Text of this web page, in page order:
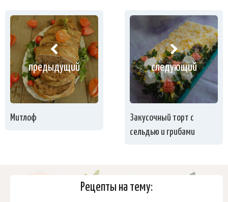
предыдущий
Митлоф
следующий
Закусочный торт с
сельдью и грибами
Рецепты на тему: